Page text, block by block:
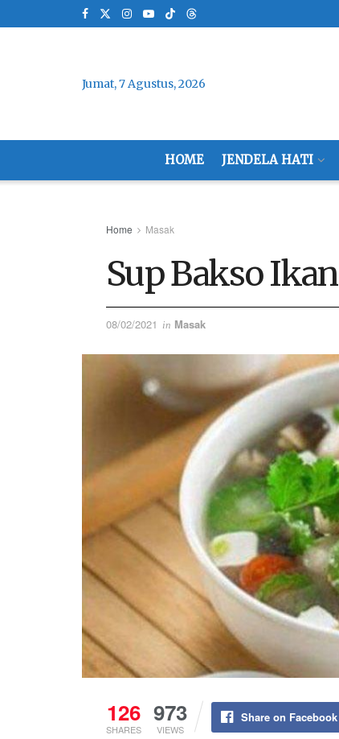
Jumat, 7 Agustus, 2026
HOME JENDELA HATI
Home Masak
Sup Bakso Ikan
08/02/2021 in Masak
126
SHARES
973
VIEWS
Share on Facebook